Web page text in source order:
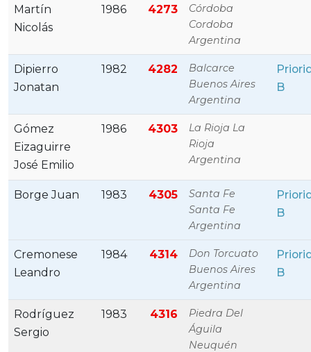
Martín
Nicolás
1986 4273
Córdoba
Cordoba
Argentina
Dipierro
Jonatan
1982 4282
Balcarce
Buenos Aires
Argentina
B
Gómez
Eizaguirre
José Emilio
1986 4303
La Rioja La
Rioja
Argentina
Borge Juan 1983 4305
Santa Fe
Santa Fe
Argentina
B
Cremonese
Leandro
1984 4314
Don Torcuato
Buenos Aires
Argentina
B
Rodríguez
Sergio
1983 4316
Piedra Del
Águila
Neuquén